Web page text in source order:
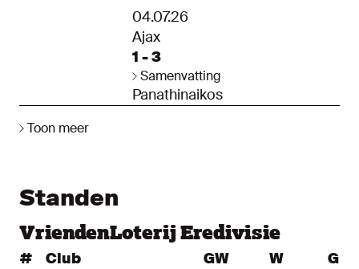
04.07.26
Ajax
1 - 3
Panathinaikos
Samenvatting
Toon meer
Standen
VriendenLoterij Eredivisie
# Club GW W
G